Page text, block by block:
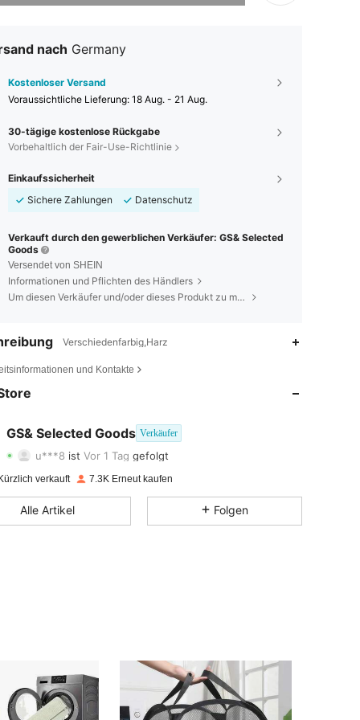
nach Germany
Kostenloser Versand
Voraussichtliche Lieferung: 18 Aug. - 21 Aug.
30-tägige kostenlose Rückgabe
Vorbehaltlich der Fair-Use-Richtlinie
Einkaufssicherheit
Sichere Zahlungen
Datenschutz
Verkauft durch den gewerblichen Verkäufer: GS& Selected
Goods
Versendet von SHEIN
Informationen und Pflichten des Händlers
Um diesen Verkäufer und/oder dieses Produkt zu melden
Verschiedenfarbig,Harz
und Kontakte
GS& Selected Goods Verkäufer
4,88
4,88 28 2K
u***8 ist Vor 1 Tag gefolgt
4,88
28
verkauft 7.3K Erneut kaufen
Alle Artikel Folgen